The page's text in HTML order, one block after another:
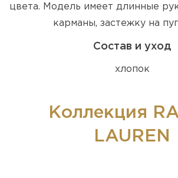
цвета. Модель имеет длинные
карманы, застежку на
Состав и уход
хлопок
Коллекция
LAUREN